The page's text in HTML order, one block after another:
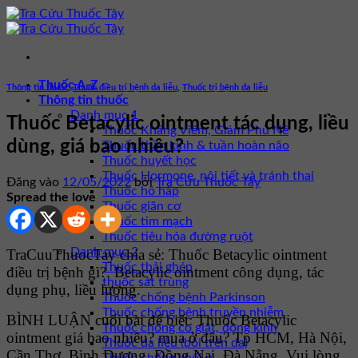
Bỏ
qua
dung
Thuốc A-Z
Thông tin thuốc
Danh mục 1
Thuốc Kháng Viêm, Giảm Phù Nề
Thuốc thần kinh & tuần hoàn não
Thuốc huyết học
Thuốc Hormone, nội tiết và tránh thai
Thuốc hô hấp
Thuốc giãn cơ
Thuốc tim mạch
Thuốc tiêu hóa đường ruột
Danh mục 2
Thuốc thải ghép
thuốc sát trùng
Thuốc chống bệnh Parkinson
Thuốc chống bệnh truyền nhiễm
Thuốc chống co giật, động kinh
Thuốc da liễu (bôi trên da)
Thông tin thuốc,Thuốc điều trị bệnh da liễu Thuốc trị bệnh da liễu
Thuốc Betacylic ointment tác dụng, liều
dùng, giá bao nhiêu?
Đăng vào 12/05/2022 bởiTra Cứu Thuốc Tây
Spread the love
TraCuuThuocTay chia sẻ: Thuốc Betacylic ointment
điều trị bệnh gì?. Betacylic ointment công dụng, tác
dụng phụ, liều lượng.
BÌNH LUẬN cuối bài để biết: Thuốc Betacylic
ointment giá bao nhiêu? mua ở đâu? Tp HCM, Hà Nội,